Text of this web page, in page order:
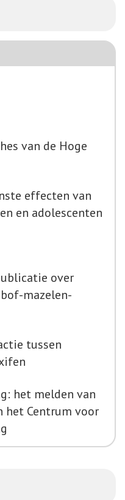
van de Hoge
effecten van
en adolescenten
over
mazelen-
tussen
het melden van
het Centrum voor